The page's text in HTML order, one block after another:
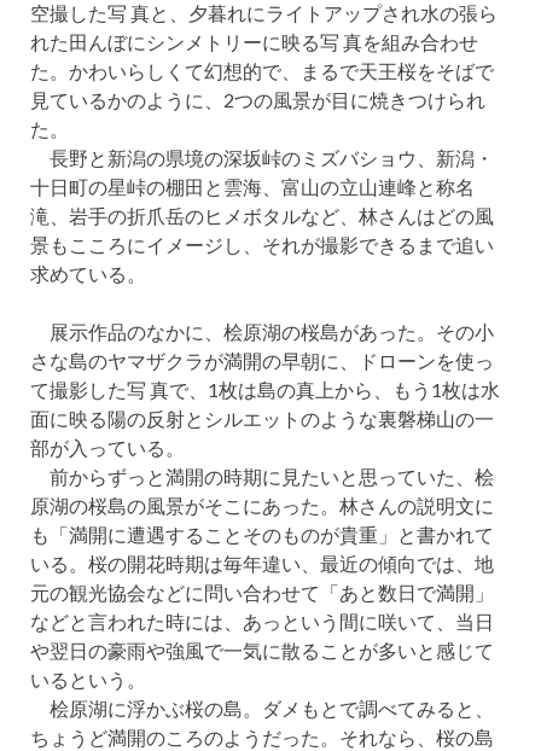
空撮した写 真と、夕暮れにライトアップされ水の張ら
れた田んぼにシンメトリーに映る写 真を組み合わせ
た。かわいらしくて幻想的で、まるで天王桜をそばで
見ているかのように、2つの風景が目に焼きつけられ
た。
長野と新潟の県境の深坂峠のミズバショウ、新潟・
十日町の星峠の棚田と雲海、富山の立山連峰と称名
滝、岩手の折爪岳のヒメボタルなど、林さんはどの風
景もこころにイメージし、それが撮影できるまで追い
求めている。
展示作品のなかに、桧原湖の桜島があった。その小
さな島のヤマザクラが満開の早朝に、ドローンを使っ
て撮影した写 真で、1枚は島の真上から、もう1枚は水
面に映る陽の反射とシルエットのような裏磐梯山の一
部が入っている。
前からずっと満開の時期に見たいと思っていた、桧
原湖の桜島の風景がそこにあった。林さんの説明文に
も「満開に遭遇することそのものが貴重」と書かれて
いる。桜の開花時期は毎年違い、最近の傾向では、地
元の観光協会などに問い合わせて「あと数日で満開」
などと言われた時には、あっという間に咲いて、当日
や翌日の豪雨や強風で一気に散ることが多いと感じて
いるという。
桧原湖に浮かぶ桜の島。ダメもとで調べてみると、
ちょうど満開のころのようだった。それなら、桜の島